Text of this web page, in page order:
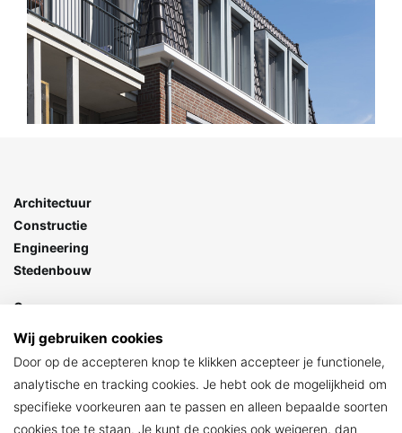
Architectuur
Constructie
Engineering
Stedenbouw
Goes
Stationspark 7
4462 DZ Goes
> Contact
ARCHIKON
Wij gebruiken cookies
Door op de accepteren knop te klikken accepteer je functionele,
analytische en tracking cookies. Je hebt ook de mogelijkheid om
specifieke voorkeuren aan te passen en alleen bepaalde soorten
cookies toe te staan. Je kunt de cookies ook weigeren, dan